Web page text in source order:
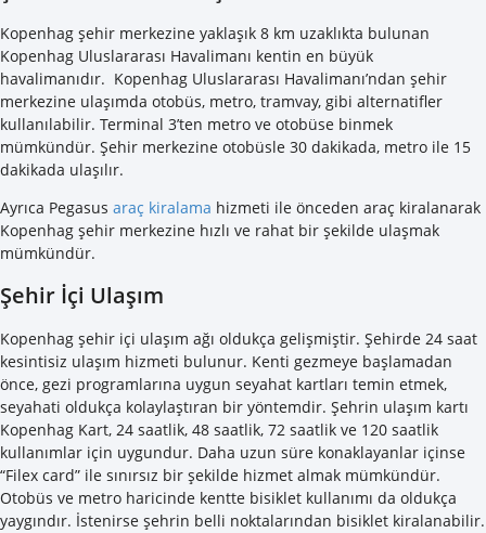
Kopenhag şehir merkezine yaklaşık 8 km uzaklıkta bulunan
Kopenhag Uluslararası Havalimanı kentin en büyük
havalimanıdır. Kopenhag Uluslararası Havalimanı’ndan şehir
merkezine ulaşımda otobüs, metro, tramvay, gibi alternatifler
kullanılabilir. Terminal 3’ten metro ve otobüse binmek
mümkündür. Şehir merkezine otobüsle 30 dakikada, metro ile 15
dakikada ulaşılır.
Ayrıca Pegasus araç kiralama hizmeti ile önceden araç kiralanarak
Kopenhag şehir merkezine hızlı ve rahat bir şekilde ulaşmak
mümkündür.
Şehir İçi Ulaşım
Kopenhag şehir içi ulaşım ağı oldukça gelişmiştir. Şehirde 24 saat
kesintisiz ulaşım hizmeti bulunur. Kenti gezmeye başlamadan
önce, gezi programlarına uygun seyahat kartları temin etmek,
seyahati oldukça kolaylaştıran bir yöntemdir. Şehrin ulaşım kartı
Kopenhag Kart, 24 saatlik, 48 saatlik, 72 saatlik ve 120 saatlik
kullanımlar için uygundur. Daha uzun süre konaklayanlar içinse
“Filex card” ile sınırsız bir şekilde hizmet almak mümkündür.
Otobüs ve metro haricinde kentte bisiklet kullanımı da oldukça
yaygındır. İstenirse şehrin belli noktalarından bisiklet kiralanabilir.